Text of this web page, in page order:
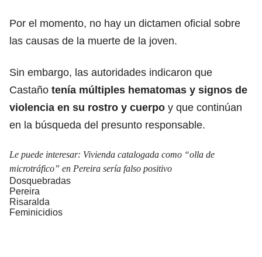
Por el momento, no hay un dictamen oficial sobre
las causas de la muerte de la joven.
Sin embargo, las autoridades indicaron que
Castaño tenía múltiples hematomas y signos de
violencia en su rostro y cuerpo y que continúan
en la búsqueda del presunto responsable.
Le puede interesar: Vivienda catalogada como “olla de
microtráfico” en Pereira sería falso positivo
Dosquebradas
Pereira
Risaralda
Feminicidios